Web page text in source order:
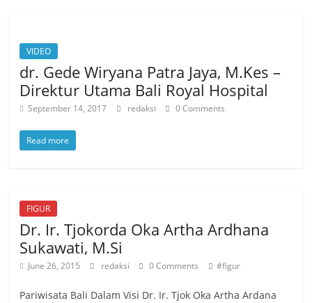
VIDEO
dr. Gede Wiryana Patra Jaya, M.Kes –
Direktur Utama Bali Royal Hospital
September 14, 2017 redaksi 0 Comments
Read more
FIGUR
Dr. Ir. Tjokorda Oka Artha Ardhana
Sukawati, M.Si
June 26, 2015 redaksi 0 Comments #figur
Pariwisata Bali Dalam Visi Dr. Ir. Tjok Oka Artha Ardana